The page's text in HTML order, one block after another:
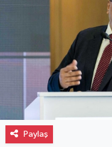
Paylaş